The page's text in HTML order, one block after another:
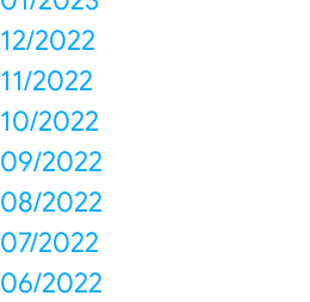
12/2022
11/2022
10/2022
09/2022
08/2022
07/2022
06/2022